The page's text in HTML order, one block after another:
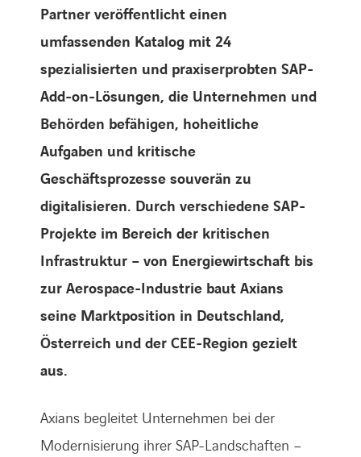
Partner veröffentlicht einen
umfassenden Katalog mit 24
spezialisierten und praxiserprobten SAP-
Add-on-Lösungen, die Unternehmen und
Behörden befähigen, hoheitliche
Aufgaben und kritische
Geschäftsprozesse souverän zu
digitalisieren. Durch verschiedene SAP-
Projekte im Bereich der kritischen
Infrastruktur – von Energiewirtschaft bis
zur Aerospace-Industrie baut Axians
seine Marktposition in Deutschland,
Österreich und der CEE-Region gezielt
aus.
Axians begleitet Unternehmen bei der
Modernisierung ihrer SAP-Landschaften –